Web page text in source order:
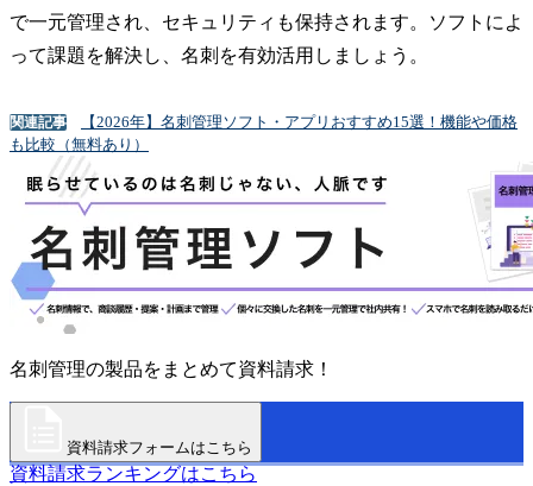
で一元管理され、セキュリティも保持されます。ソフトによ
って課題を解決し、名刺を有効活用しましょう。
関連記事
【2026年】名刺管理ソフト・アプリおすすめ15選！機能や価格
も比較（無料あり）
名刺管理の製品をまとめて資料請求！
資料請求フォームはこちら
資料請求ランキングはこちら